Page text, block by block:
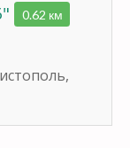
0.62 км